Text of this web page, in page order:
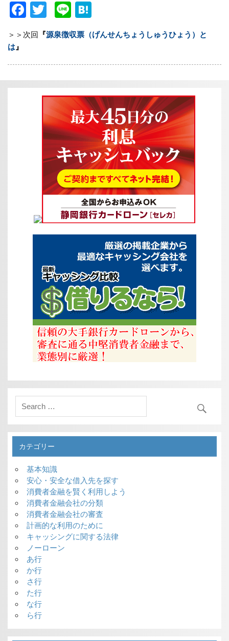
F
a
c
b
o
T
wi
tt
Li
n
e
at
e
＞＞次回 『源泉徴収票（げんせんちょうしゅうひょう）と
は 』
カテゴリー
基本知識
安心・安全な借入先を探す
消費者金融を賢く利用しよう
消費者金融会社の分類
消費者金融会社の審査
計画的な利用のために
キャッシングに関する法律
ノーローン
あ行
か行
さ行
た行
な行
ら行